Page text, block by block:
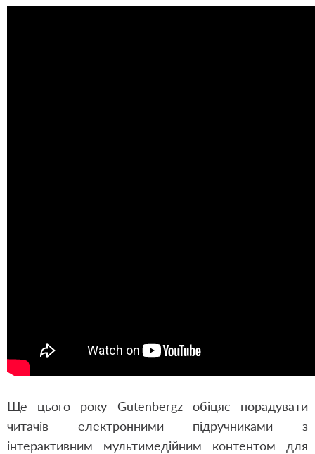
Ще цього року Gutenbergz обіцяє порадувати
читачів електронними підручниками з
інтерактивним мультимедійним контентом для